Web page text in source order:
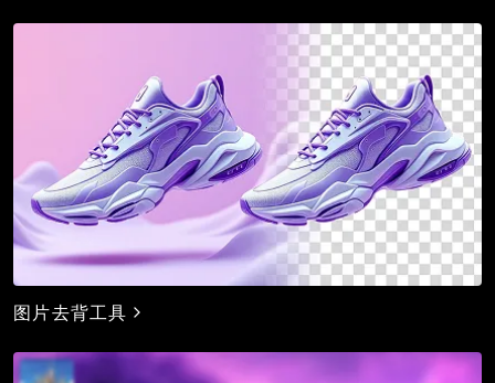
图片去背工具